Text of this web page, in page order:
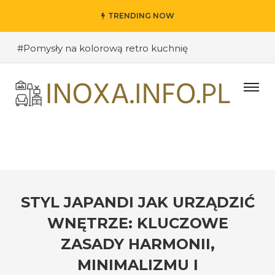
TRENDING NOW
#Pomysły na kolorową retro kuchnię
#Wybieramy odpowiednie kolory ścian do salonu
#Jak stworzyć industrialne wnętrze w loftowym
#Funkcjonalne półki i szafki kuchenne – jak dobrze
zorganizować przestrzeń?
STYL JAPANDI JAK URZĄDZIĆ
WNĘTRZE: KLUCZOWE
ZASADY HARMONII,
MINIMALIZMU I